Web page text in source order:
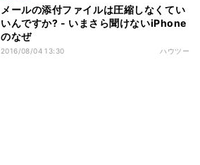
メールの添付ファイルは圧縮しなくてい
いんですか? - いまさら聞けないiPhone
のなぜ
2016/08/04 13:30 ハウツー